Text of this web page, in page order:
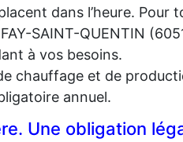
dans l’heure. Pour
SAINT-QUENTIN
à vos besoins.
chauffage et de
annuel.
Une obligation